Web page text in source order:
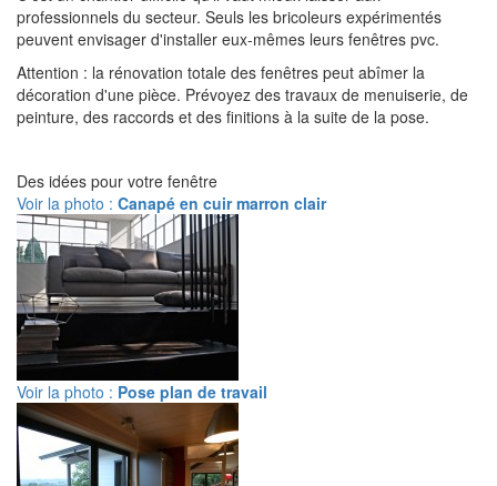
professionnels du secteur. Seuls les bricoleurs expérimentés
peuvent envisager d'installer eux-mêmes leurs fenêtres pvc.
Attention : la rénovation totale des fenêtres peut abîmer la
décoration d'une pièce. Prévoyez des travaux de menuiserie, de
peinture, des raccords et des finitions à la suite de la pose.
Des idées pour votre fenêtre
Voir la photo : Canapé en cuir marron clair
Voir la photo : Pose plan de travail